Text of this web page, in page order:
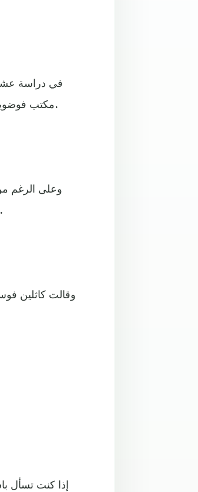
في دراسة
مكتب فوضوية أو مرتبة، وطلبوا منهم التوصل إلى استخدامات جديدة لكرات تنس الطاولة.
وعلى الرغم
المشاركين في الغرفة الفوضوية توصلوا إلى أفكار أكثر إبداعا وإثارة للاهتمام.
وقالت كاثلين
إذا كنت تسأل